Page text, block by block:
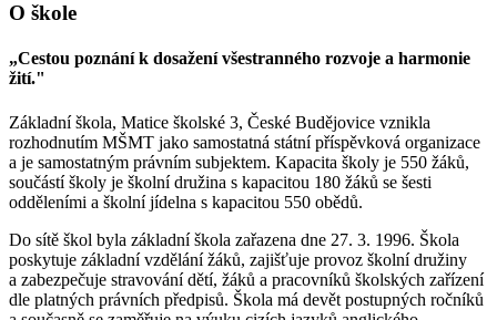
O škole
„Cestou poznání k dosažení všestranného rozvoje a harmonie
žití."
Základní škola, Matice školské 3, České Budějovice vznikla
rozhodnutím MŠMT jako samostatná státní příspěvková organizace
a je samostatným právním subjektem. Kapacita školy je 550 žáků,
součástí školy je školní družina s kapacitou 180 žáků se šesti
odděleními a školní jídelna s kapacitou 550 obědů.
Do sítě škol byla základní škola zařazena dne 27. 3. 1996. Škola
poskytuje základní vzdělání žáků, zajišťuje provoz školní družiny
a zabezpečuje stravování dětí, žáků a pracovníků školských zařízení
dle platných právních předpisů. Škola má devět postupných ročníků